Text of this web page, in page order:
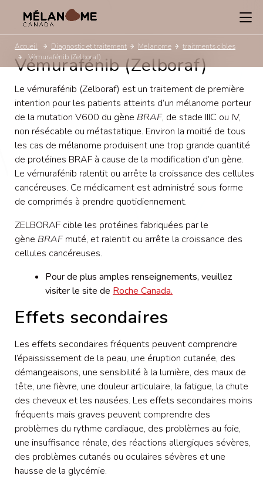
Accueil traitments cibles
Melanome
Diagnostic et traitement
Vémurafénib (Zelboraf)
Vémurafénib (Zelboraf)
Le vémurafénib (Zelboraf) est un traitement de première
intention pour les patients atteints d’un mélanome porteur
de la mutation V600 du gène BRAF, de stade IIIC ou IV,
non résécable ou métastatique. Environ la moitié de tous
les cas de mélanome produisent une trop grande quantité
de protéines BRAF à cause de la modification d’un gène.
Le vémurafénib ralentit ou arrête la croissance des cellules
cancéreuses. Ce médicament est administré sous forme
de comprimés à prendre quotidiennement.
ZELBORAF cible les protéines fabriquées par le
gène BRAFmuté, et ralentit ou arrête la croissance des
cellules cancéreuses.
Pour de plus amples renseignements, veuillez
visiter le site de Roche Canada.
Effets secondaires
Les effets secondaires fréquents peuvent comprendre
l’épaississement de la peau, une éruption cutanée, des
démangeaisons, une sensibilité à la lumière, des maux de
tête, une fièvre, une douleur articulaire, la fatigue, la chute
des cheveux et les nausées. Les effets secondaires moins
fréquents mais graves peuvent comprendre des
problèmes du rythme cardiaque, des problèmes au foie,
une insuffisance rénale, des réactions allergiques sévères,
des problèmes cutanés ou oculaires sévères et une
hausse de la glycémie.